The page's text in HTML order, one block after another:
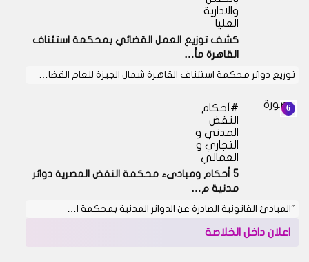
والادارية
العليا
كشف توزيع العمل القضائي بمحكمة استئناف
القاهرة مأ…
توزيع دوائر محكمة استئناف القاهرة شمال الجيزة للعام القضا…
أحكام
النقض
المدني و
التجاري و
العمالي
5 أحكام ومبادىء محكمة النقض المصرية دوائر
مدنية م…
"المبادئ القانونية الصادرة عن الدوائر المدنية بمحكمة ا…
اعلان داخل الخلاصة